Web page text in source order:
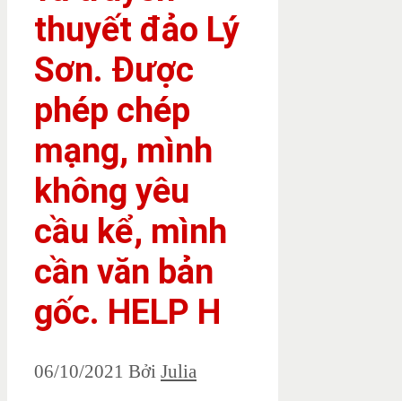
thuyết đảo Lý
Sơn. Được
phép chép
mạng, mình
không yêu
cầu kể, mình
cần văn bản
gốc. HELP H
06/10/2021 Bởi Julia